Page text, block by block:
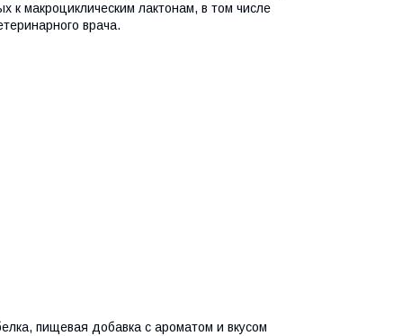
к макроциклическим лактонам, в том числе
врача.
пищевая добавка с ароматом и вкусом